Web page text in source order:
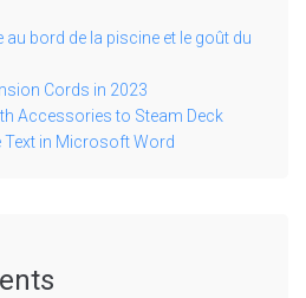
au bord de la piscine et le goût du
Cords in 2023
Accessories to Steam Deck
Text in Microsoft Word